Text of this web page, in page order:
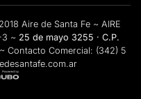
Aire de Santa Fe ~ AIRE
3 ~ 25 de mayo 3255 · C.P.
~ Contacto Comercial: (342) 5